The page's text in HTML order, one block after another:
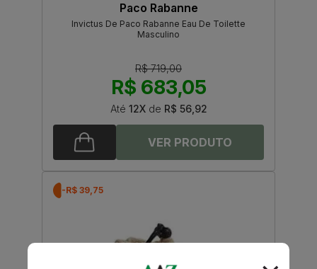
Paco Rabanne
Invictus De Paco Rabanne Eau De Toilette
Masculino
R$ 719,00
R$ 683,05
Até 12Xde R$ 56,92
-R$ 39,75